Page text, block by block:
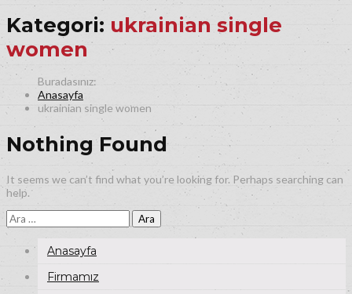
Kategori: ukrainian single
women
Anasayfa
ukrainian single women
Nothing Found
It seems we can’t find what you’re looking for. Perhaps searching can
help.
Arama:
Anasayfa
Firmamız